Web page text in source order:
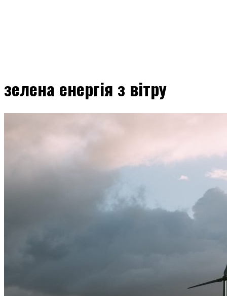
зелена енергія з вітру